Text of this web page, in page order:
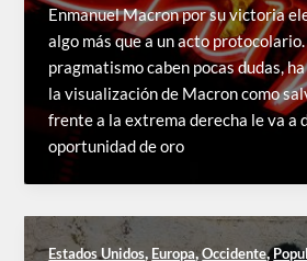
Enmanuel Macron por su victoria
algo más que a un acto
pragmatismo caben pocas dudas,
la visualización de Macron como
frente a la extrema derecha le va a
oportunidad de oro
Estados Unidos, Europa,Occidente,